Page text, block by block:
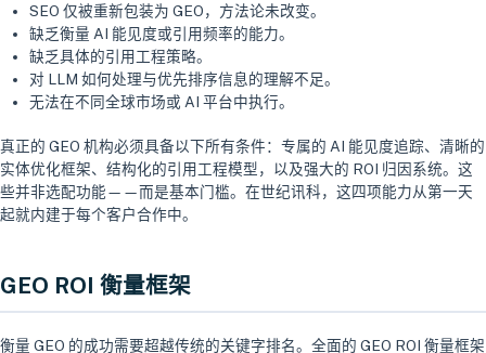
SEO 仅被重新包装为 GEO，方法论未改变。
缺乏衡量 AI 能见度或引用频率的能力。
缺乏具体的引用工程策略。
对 LLM 如何处理与优先排序信息的理解不足。
无法在不同全球市场或 AI 平台中执行。
真正的 GEO 机构必须具备以下所有条件：专属的 AI 能见度追踪、清晰的
实体优化框架、结构化的引用工程模型，以及强大的 ROI 归因系统。这
些并非选配功能——而是基本门槛。在世纪讯科，这四项能力从第一天
起就内建于每个客户合作中。
GEO ROI 衡量框架
衡量 GEO 的成功需要超越传统的关键字排名。全面的 GEO ROI 衡量框架